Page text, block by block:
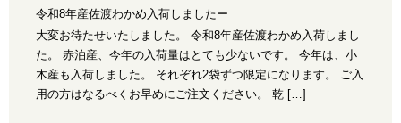
令和8年産佐渡わかめ入荷しましたー
大変お待たせいたしました。 令和8年産佐渡わかめ入荷しまし
た。 赤泊産、今年の入荷量はとても少ないです。 今年は、小
木産も入荷しました。 それぞれ2袋ずつ限定になります。 ご入
用の方はなるべくお早めにご注文ください。 乾 […]